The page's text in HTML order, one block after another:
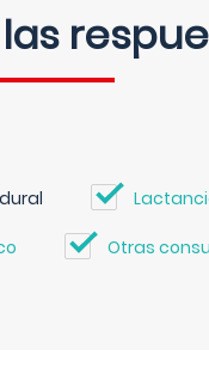
Otras